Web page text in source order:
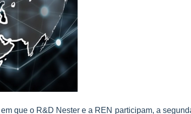
que o R&D Nester e a REN participam, a